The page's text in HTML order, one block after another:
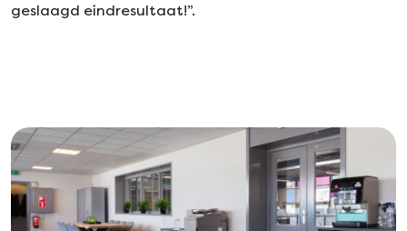
geslaagd eindresultaat!”.